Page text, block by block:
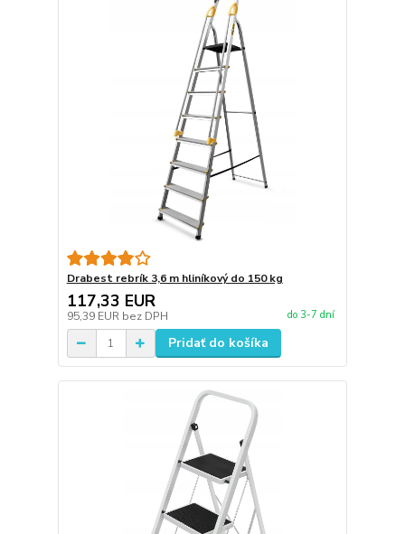
Drabest rebrík 3,6 m hliníkový do 150 kg
117,33 EUR
95,39 EUR bez DPH do 3-7 dní
Pridať do košíka